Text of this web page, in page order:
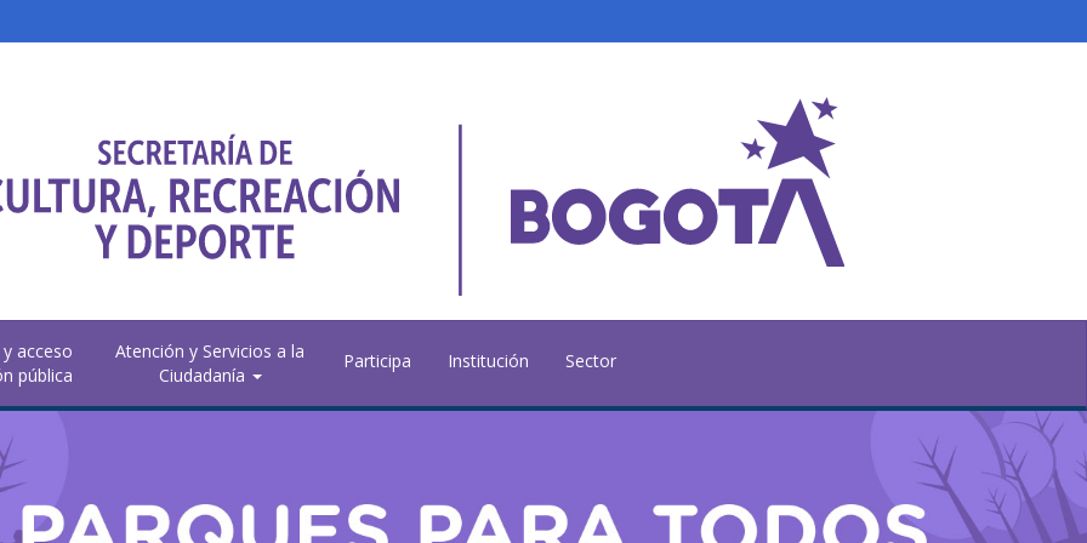
acceso
pública
Atención y Servicios a la
Ciudadanía
Participa Institución Sector